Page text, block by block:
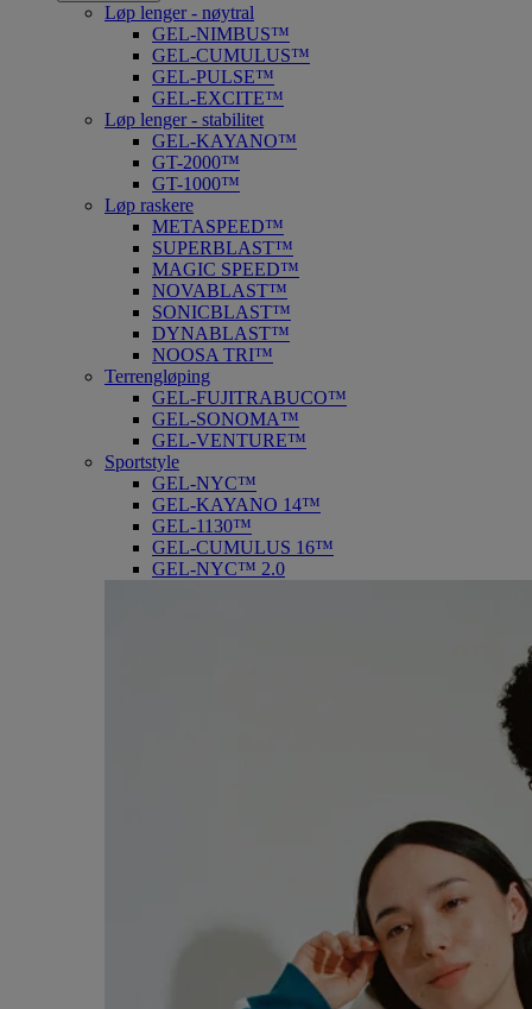
Løp lenger - nøytral
GEL-NIMBUS™
GEL-CUMULUS™
GEL-PULSE™
GEL-EXCITE™
Løp lenger - stabilitet
GEL-KAYANO™
GT-2000™
GT-1000™
Løp raskere
METASPEED™
SUPERBLAST™
MAGIC SPEED™
NOVABLAST™
SONICBLAST™
DYNABLAST™
NOOSA TRI™
Terrengløping
GEL-FUJITRABUCO™
GEL-SONOMA™
GEL-VENTURE™
Sportstyle
GEL-NYC™
GEL-KAYANO 14™
GEL-1130™
GEL-CUMULUS 16™
GEL-NYC™ 2.0